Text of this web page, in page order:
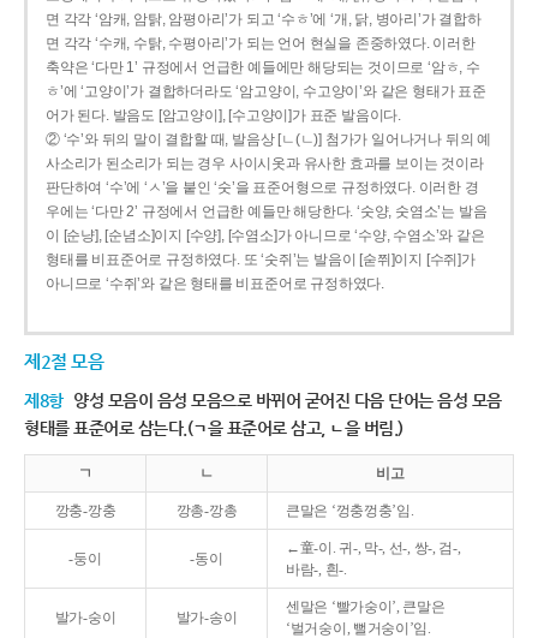
면 각각 ‘암캐, 암탉, 암평아리’가 되고 ‘수ㅎ’에 ‘개, 닭, 병아리’가 결합하
면 각각 ‘수캐, 수탉, 수평아리’가 되는 언어 현실을 존중하였다. 이러한
축약은 ‘다만 1’ 규정에서 언급한 예들에만 해당되는 것이므로 ‘암ㅎ, 수
ㅎ’에 ‘고양이’가 결합하더라도 ‘암고양이, 수고양이’와 같은 형태가 표준
어가 된다. 발음도 [암고양이], [수고양이]가 표준 발음이다.
② ‘수’와 뒤의 말이 결합할 때, 발음상 [ㄴ(ㄴ)] 첨가가 일어나거나 뒤의 예
사소리가 된소리가 되는 경우 사이시옷과 유사한 효과를 보이는 것이라
판단하여 ‘수’에 ‘ㅅ’을 붙인 ‘숫’을 표준어형으로 규정하였다. 이러한 경
우에는 ‘다만 2’ 규정에서 언급한 예들만 해당한다. ‘숫양, 숫염소’는 발음
이 [순냥], [순념소]이지 [수양], [수염소]가 아니므로 ‘수양, 수염소’와 같은
형태를 비표준어로 규정하였다. 또 ‘숫쥐’는 발음이 [숟쮜]이지 [수쥐]가
아니므로 ‘수쥐’와 같은 형태를 비표준어로 규정하였다.
제2절 모음
제8항 양성 모음이 음성 모음으로 바뀌어 굳어진 다음 단어는 음성 모음
형태를 표준어로 삼는다.(ㄱ을 표준어로 삼고, ㄴ을 버림.)
ㄱ ㄴ 비고
깡충-깡충 깡총-깡총 큰말은 ‘껑충껑충’임.
-둥이 -동이
←童-이. 귀-, 막-, 선-, 쌍-, 검-,
바람-, 흰-.
발가-숭이 발가-송이
센말은 ‘빨가숭이’, 큰말은
‘벌거숭이, 뻘거숭이’임.